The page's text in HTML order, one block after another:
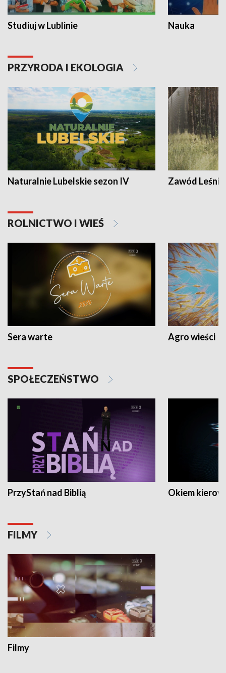
Studiuj w Lublinie Nauka
PRZYRODA I EKOLOGIA
Naturalnie Lubelskie sezon IV Zawód Leśnik
ROLNICTWO I WIEŚ
Sera warte Agro wieści
SPOŁECZEŃSTWO
PrzyStań nad Biblią Okiem
FILMY
Filmy